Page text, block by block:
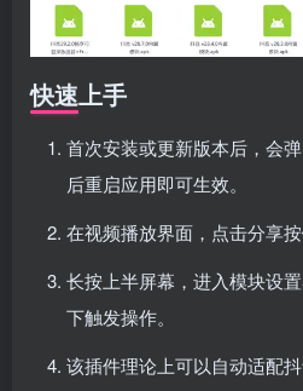
快速上手
首次安装或更新版本后，会
后重启应用即可生效。
在视频播放界面，点击分享按
长按上半屏幕，进入模块设
下触发操作。
该插件理论上可以自动适配